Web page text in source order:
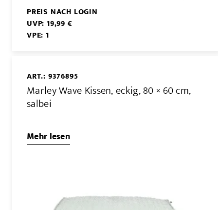
PREIS NACH LOGIN
UVP: 19,99 €
VPE: 1
ART.: 9376895
Marley Wave Kissen, eckig, 80 × 60 cm,
salbei
Mehr lesen